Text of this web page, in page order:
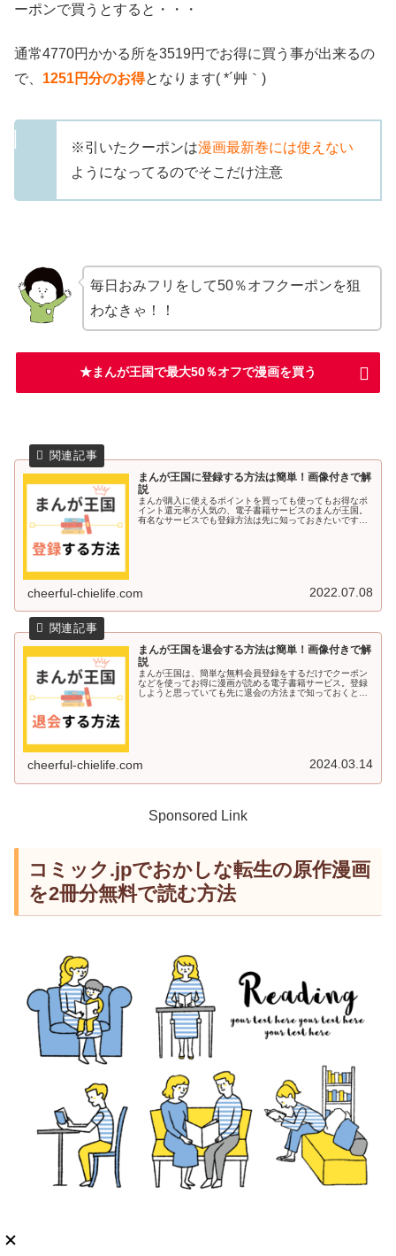
ーポンで買うとすると・・・
通常4770円かかる所を3519円でお得に買う事が出来るの
で、 1251円分のお得となります( *´艸｀)
※引いたクーポンは漫画最新巻には使えない
ようになってるのでそこだけ注意
毎日おみフリをして50％オフクーポンを狙
わなきゃ！！
★まんが王国で最大50％オフで漫画を買う
まんが王国に登録する方法は簡単！画像付きで解
説
まんが購入に使えるポイントを買っても使ってもお得なポ
イント還元率が人気の、電子書籍サービスのまんが王国。
有名なサービスでも登録方法は先に知っておきたいですよ
cheerful-chielife.com 2022.07.08
まんが王国を退会する方法は簡単！画像付きで解
説
まんが王国は、簡単な無料会員登録をするだけでクーポン
などを使ってお得に漫画が読める電子書籍サービス。登録
しようと思っていても先に退会の方法まで知っておくと安
cheerful-chielife.com 2024.03.14
Sponsored Link
コミック.jpでおかしな転生の原作漫画
を2冊分無料で読む方法